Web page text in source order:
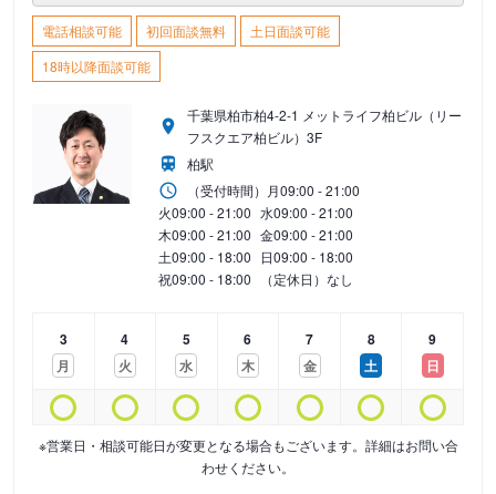
電話相談可能 初回面談無料
土日面談可能
18時以降面談可能
千葉県柏市柏4-2-1 メットライフ柏ビル（リー
フスクエア柏ビル）3F
柏駅
（受付時間） 月09:00 - 21:00
火09:00 - 21:00 水09:00 - 21:00
木09:00 - 21:00 金09:00 - 21:00
土09:00 - 18:00 日09:00 - 18:00
祝09:00 - 18:00 （定休日）なし
3
月
4
火
5
水
6
木
7
金
8
土
9
日
※営業日・相談可能日が変更となる場合もございます。詳細はお問い合
わせください。